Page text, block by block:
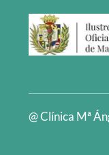
@ Clínica Mª